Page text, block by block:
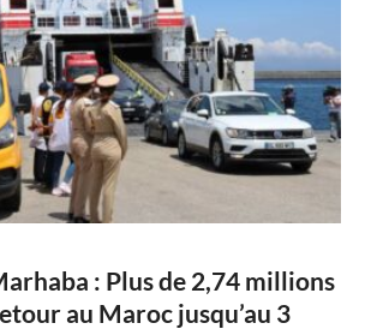
: Plus de 2,74 millions
au Maroc jusqu’au 3